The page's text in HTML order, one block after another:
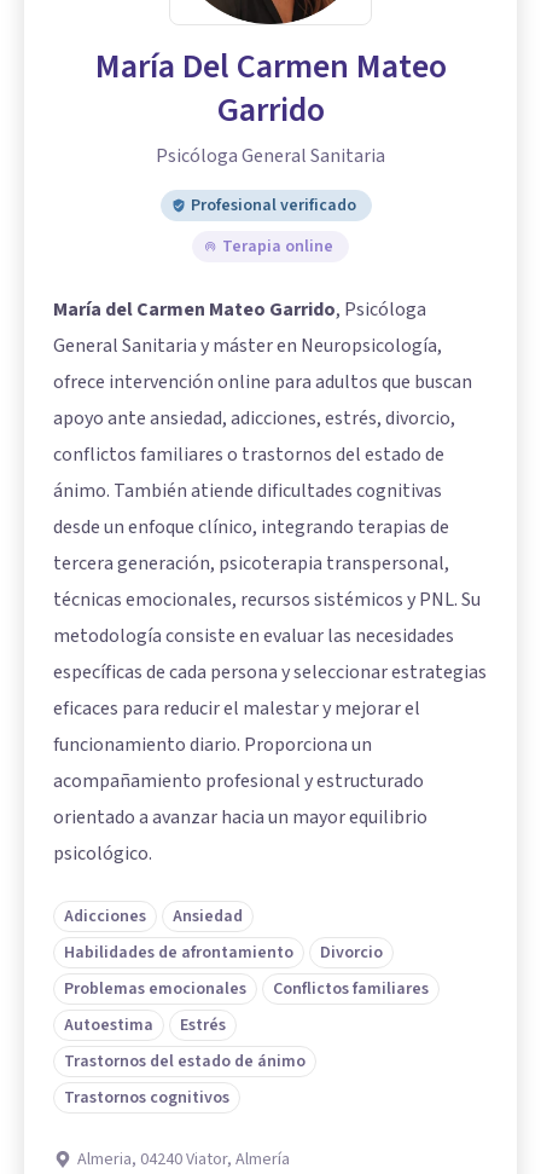
María Del Carmen Mateo
Garrido
Psicóloga General Sanitaria
Profesional verificado
Terapia online
María del Carmen Mateo Garrido, Psicóloga
General Sanitaria y máster en Neuropsicología,
ofrece intervención online para adultos que buscan
apoyo ante ansiedad, adicciones, estrés, divorcio,
conflictos familiares o trastornos del estado de
ánimo. También atiende dificultades cognitivas
desde un enfoque clínico, integrando terapias de
tercera generación, psicoterapia transpersonal,
técnicas emocionales, recursos sistémicos y PNL. Su
metodología consiste en evaluar las necesidades
específicas de cada persona y seleccionar estrategias
eficaces para reducir el malestar y mejorar el
funcionamiento diario. Proporciona un
acompañamiento profesional y estructurado
orientado a avanzar hacia un mayor equilibrio
psicológico.
Adicciones
Ansiedad
Habilidades de afrontamiento
Divorcio
Problemas emocionales
Conflictos familiares
Autoestima
Estrés
Trastornos del estado de ánimo
Trastornos cognitivos
Almeria, 04240 Viator, Almería